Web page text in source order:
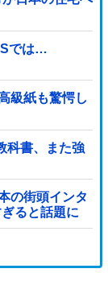
では…
級紙も驚愕し
科書、また強
の街頭インタ
ると話題に